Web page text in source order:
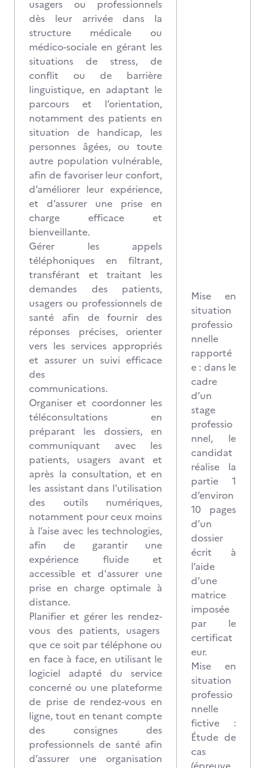
usagers ou professionnels
dès leur arrivée dans la
structure médicale ou
médico-sociale en gérant les
situations de stress, de
conflit ou de barrière
linguistique, en adaptant le
parcours et l’orientation,
notamment des patients en
situation de handicap, les
personnes âgées, ou toute
autre population vulnérable,
afin de favoriser leur confort,
d’améliorer leur expérience,
et d’assurer une prise en
charge efficace et
bienveillante.
Gérer les appels
téléphoniques en filtrant,
transférant et traitant les
demandes des patients,
usagers ou professionnels de
santé afin de fournir des
réponses précises, orienter
vers les services appropriés
et assurer un suivi efficace
des
communications.
Organiser et coordonner les
téléconsultations en
préparant les dossiers, en
communiquant avec les
patients, usagers avant et
après la consultation, et en
les assistant dans l'utilisation
des outils numériques,
notamment pour ceux moins
à l’aise avec les technologies,
afin de garantir une
expérience fluide et
accessible et d'assurer une
prise en charge optimale à
distance.
Planifier et gérer les rendez-
vous des patients, usagers
que ce soit par téléphone ou
en face à face, en utilisant le
logiciel adapté du service
concerné ou une plateforme
de prise de rendez-vous en
ligne, tout en tenant compte
des consignes des
professionnels de santé afin
d’assurer une organisation
Mise en
situation
professio
nnelle
rapporté
e : dans le
cadre
d’un
stage
professio
nnel, le
candidat
réalise la
partie 1
d’environ
10 pages
d’un
dossier
écrit à
l’aide
d’une
matrice
imposée
par le
certificat
eur.
Mise en
situation
professio
nnelle
fictive :
Étude de
cas